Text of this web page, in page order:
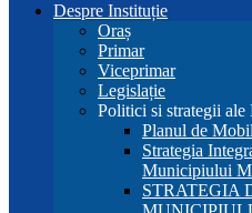
Despre Instituție
Oraș
Primar
Viceprimar
Legislație
Politici si strategii
Planul de
Strategia
Municipiului
STRATEGIA